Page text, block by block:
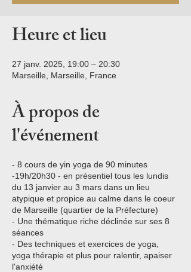
Heure et lieu
27 janv. 2025, 19:00 – 20:30
Marseille, Marseille, France
À propos de
l'événement
- 8 cours de yin yoga de 90 minutes
-19h/20h30 - en présentiel tous les lundis
du 13 janvier au 3 mars dans un lieu
atypique et propice au calme dans le coeur
de Marseille (quartier de la Préfecture)
- Une thématique riche déclinée sur ses 8
séances
- Des techniques et exercices de yoga,
yoga thérapie et plus pour ralentir, apaiser
l'anxiété